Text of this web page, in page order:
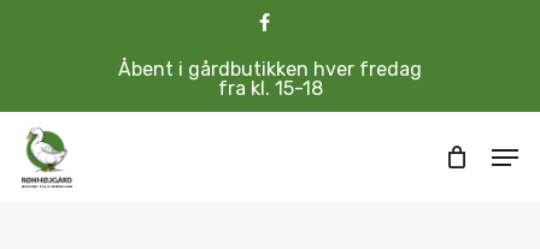
facebook
Åbent i gårdbutikken hver fredag
fra kl. 15-18
Cart